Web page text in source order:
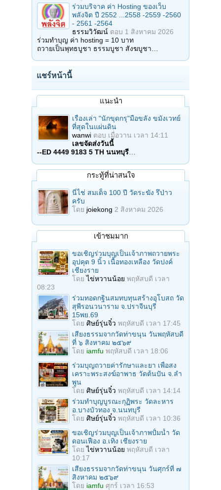
ร่วมบริจาค ค่า Hosting ของเว็บ
พลังจิต ปี 2552 ...2558 -2559 -2560
- 2561 -2564
ธรรมวิวัฒน์ ตอบ 1 สิงหาคม 2026
ร่วมทำบุญ ค่า hosting = 10 บาท
ถวายเป็นพุทธบูชา ธรรมบูชา สังฆบูชา…
แชร์หน้านี้
แนะนำ
เรื่องเล่า "นักขุดกรุ"มือขลัง ขมังเวทย์
ที่สุดในแผ่นดิน
wanwi ตอบ เมื่อวาน เวลา 14:11
เลขจัดส่งวันนี้
--ED 4449 9183 5 TH นนทบุรี
กระทู้ที่น่าสนใจ
นี่ไช่ สมเด็จ 100 ปี วัดระฆัง รึป่าว
ครับ
โดย joiekong 2 สิงหาคม 2026
เข้าชมมาก
ขอเชิญร่วมบุญเป็นเจ้าภาพถวายพระ
อุปคุต 9 นิ้ว เนื้อทองเหลือง วัดปงค์
เชียงราย
โดยไข่หวานน้อย พฤหัสบดี เวลา
08:23
ร่วมทอดกฐินสมทบทุนสร้างอุโบสถ วัด
สุพีรอนวนาราม จ.ปราจีนบุรี
15พย.69
โดย ศิษย์รุ่นจิ๋ว พฤหัสบดี เวลา 17:45
เสียงธรรมจากวัดท่าขนุน วันพฤหัสบดี
ที่ ๖ สิงหาคม ๒๕๖๙
โดย iamfu พฤหัสบดี เวลา 18:06
ร่วมบุญถวายค่ารักษาและยา เพื่อสง
เคราะพระสงฆ์อาพาธ วัดต้นปัน จ.ลํา
พูน
โดย ศิษย์รุ่นจิ๋ว พฤหัสบดี เวลา 14:14
ร่วมทําบุญบูรณะกุฏิพระ วัดละหาร
อ.บางบัวทอง จ.นนทบุรี
โดย ศิษย์รุ่นจิ๋ว พฤหัสบดี เวลา 10:36
ขอเชิญร่วมบุญเป็นเจ้าภาพปั้มน้ำ วัด
ดอนเฟือง อ.เทิง เชียงราย
โดยไข่หวานน้อย พฤหัสบดี เวลา
10:17
เสียงธรรมจากวัดท่าขนุน วันศุกร์ที่ ๗
สิงหาคม ๒๕๖๙
โดย iamfu ศุกร์ เวลา 16:53